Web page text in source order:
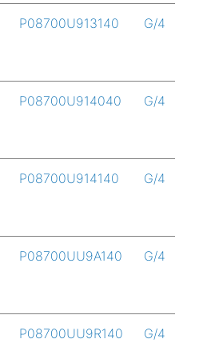
P08700U913140 G/4
P08700U914040 G/4
P08700U914140 G/4
P08700UU9A140 G/4
P08700UU9R140 G/4